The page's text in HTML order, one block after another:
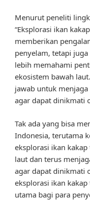
Menurut peneliti
“Eksplorasi ikan
memberikan
penyelam, tetapi
lebih memahami
ekosistem bawah
jawab untuk
agar dapat dinikmati
Tak ada yang bisa
Indonesia, terutama
eksplorasi ikan
laut dan terus
agar dapat dinikmati
eksplorasi ikan
utama bagi para